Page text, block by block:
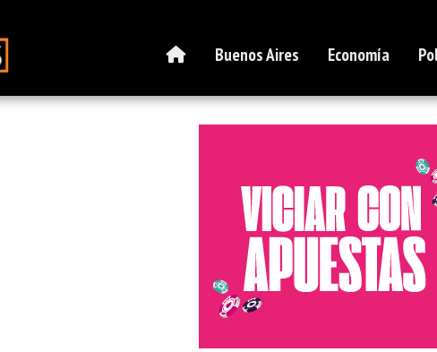
Buenos Aires Economía